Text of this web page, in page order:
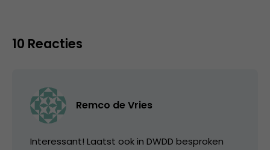
10 Reacties
Remco de Vries
Interessant! Laatst ook in DWDD besproken